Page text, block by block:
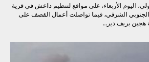
اليوم الأربعاء، على مواقع لتنظيم داعش في قرية
الشرقي، فيما تواصلت أعمال القصف على
هجين بريف دير...